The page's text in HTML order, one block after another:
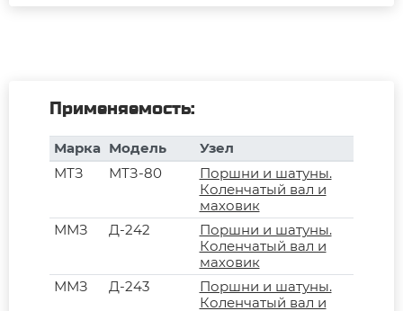
Применяемость:
Марка Модель
Узел
МТЗ
МТЗ-80
Поршни и шатуны.
Коленчатый вал и
маховик
ММЗ
Д-242
Поршни и шатуны.
Коленчатый вал и
маховик
ММЗ
Д-243
Поршни и шатуны.
Коленчатый вал и